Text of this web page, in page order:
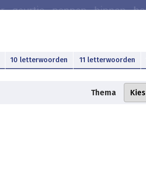
10 letterwoorden 11 letterwoorden
Thema